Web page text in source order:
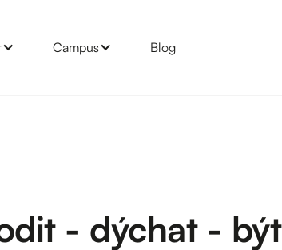
Campus Blog
- dýchat - být